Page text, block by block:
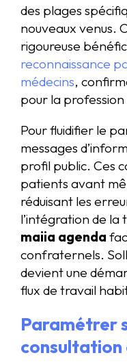
des plages
nouveaux venus.
rigoureuse
reconnaissance
médecins,
pour la
Pour fluidifier le
messages
profil public. Ces
patients avant
réduisant les
l’intégration de la
maiia agenda
confraternels.
devient une
flux de travail
Paramétrer
consultation